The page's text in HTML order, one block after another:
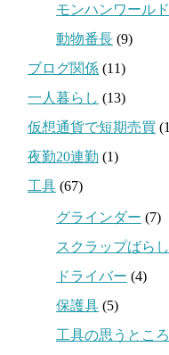
モンハンワールド
動物番長 (9)
ブログ関係 (11)
一人暮らし (13)
仮想通貨で短期売買
夜勤20連勤 (1)
工具 (67)
グラインダー (7)
スクラップばら
ドライバー (4)
保護具 (5)
工具の思うところ